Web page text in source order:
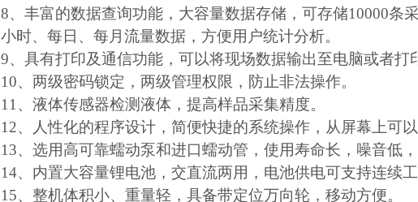
8、丰富的数据查询功能，大容量数据存储，可存储10000条
小时、每日、每月流量数据，方便用户统计分析。
9、具有打印及通信功能，可以将现场数据输出至电脑或者打
10、两级密码锁定，两级管理权限，防止非法操作。
11、液体传感器检测液体，提高样品采集精度。
12、人性化的程序设计，简便快捷的系统操作，从屏幕上可
13、选用高可靠蠕动泵和进口蠕动管，使用寿命长，噪音低
14、内置大容量锂电池，交直流两用，电池供电可支持连续
15、整机体积小、重量轻，具备带定位万向轮，移动方便。